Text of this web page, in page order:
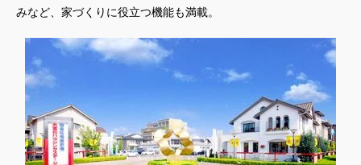
みなど、家づくりに役立つ機能も満載。